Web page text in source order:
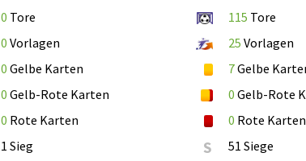
0 Tore
0 Vorlagen
0 Gelbe Karten
0 Gelb-Rote Karten
0 Rote Karten
1 Sieg
115 Tore
25 Vorlagen
7Gelbe
0 Gelb-Rote
0 Rote Karten
S 51 Siege